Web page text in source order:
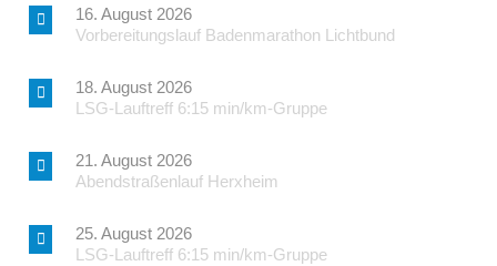
16. August 2026
Vorbereitungslauf Badenmarathon Lichtbund
18. August 2026
LSG-Lauftreff 6:15 min/km-Gruppe
21. August 2026
Abendstraßenlauf Herxheim
25. August 2026
LSG-Lauftreff 6:15 min/km-Gruppe